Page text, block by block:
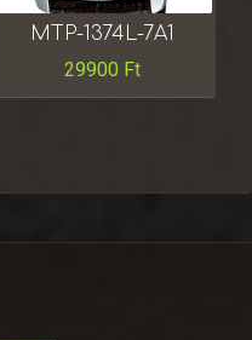
MTP-1374L-7A1
29900 Ft